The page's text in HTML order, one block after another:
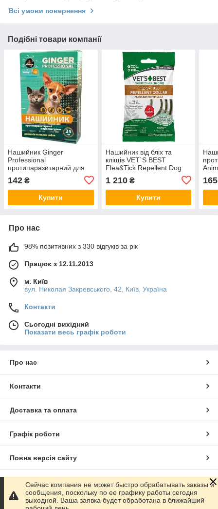
Всі умови повернення
Подібні товари компанії
Нашийник Ginger
Professional
протипаразитарний для
35см
142 ₴
Купити
Нашийник від бліх та
кліщів VET`S BEST
Flea&Tick Repellent Dog
1 210₴
Купити
165
Про нас
98% позитивних з 330 відгуків за рік
Працює з 12.11.2013
м. Київ
вул. Николая Закревського, 42, Київ, Україна
Контакти
Сьогодні вихідний
Показати весь графік роботи
Про нас
Контакти
Доставка та оплата
Графік роботи
Повна версія сайту
Сайт створено на маркетплейсі Prom.ua
Політика конфіденційності
Сейчас компания не может быстро обрабатывать заказы и
сообщения, поскольку по ее графику работы сегодня
выходной. Ваша заявка будет обработана в ближайший